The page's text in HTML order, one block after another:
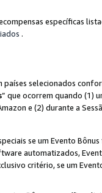
específicas
.
países selecionados
” que ocorrem quando (1)
e (2) durante a
se um Evento
automatizados,
critério, se um